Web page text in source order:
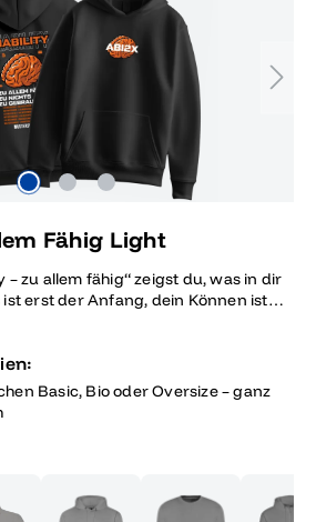
Fähig Light
– zu allem fähig“ zeigst du, was in dir
erst der Anfang, dein Können ist
alle, die nach dem Abi zeigen
Basic, Bio oder Oversize – ganz